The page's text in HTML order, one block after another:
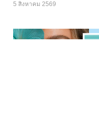
5 สิงหาคม 2569